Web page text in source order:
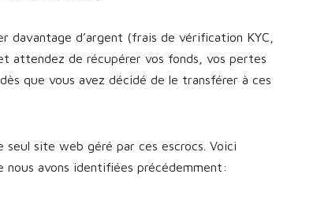
davantage d’argent (frais de vérification KYC,
attendez de récupérer vos fonds, vos pertes
que vous avez décidé de le transférer à ces
site web géré par ces escrocs. Voici
avons identifiées précédemment: